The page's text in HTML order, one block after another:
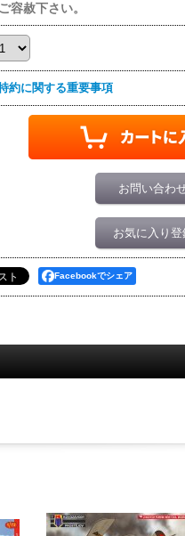
容赦下さい。
約に関する重要事項
お問い合わ
お気に入り登
Facebookでシェア